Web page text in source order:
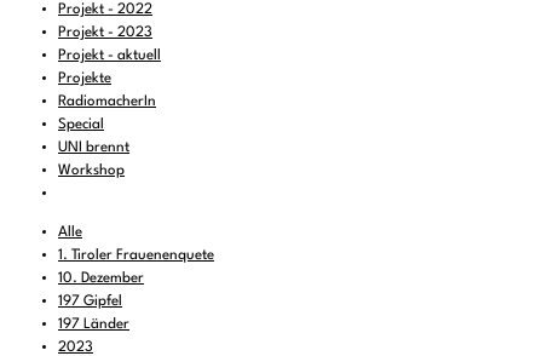
Projekt - 2022
Projekt - 2023
Projekt - aktuell
Projekte
RadiomacherIn
Special
UNI brennt
Workshop
Alle
1. Tiroler Frauenenquete
10. Dezember
197 Gipfel
197 Länder
2023